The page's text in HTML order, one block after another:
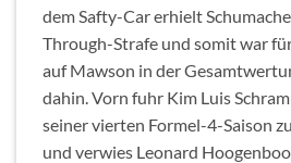
dem Safty-Car erhielt
Through-Strafe und somit war
auf Mawson in der
dahin. Vorn fuhr Kim Luis
seiner vierten Formel-4-Saison
und verwies Leonard